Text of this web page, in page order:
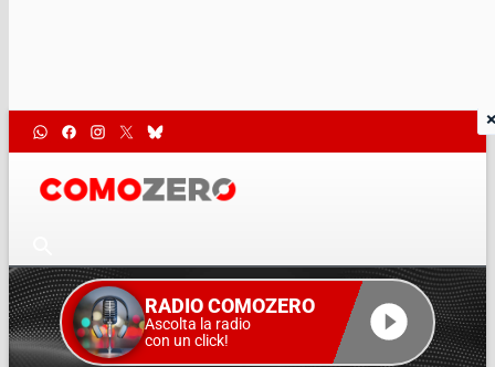
RADIO COMOZERO
Ascolta la radio
con un click!